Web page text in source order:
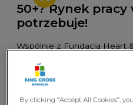
50+? Rynek pracy
potrzebuje!
Wspólnie z Fundacją Heart
online „Kariera 50Plus”.
Wydarzenia
By clicking “Accept All Cookies”,